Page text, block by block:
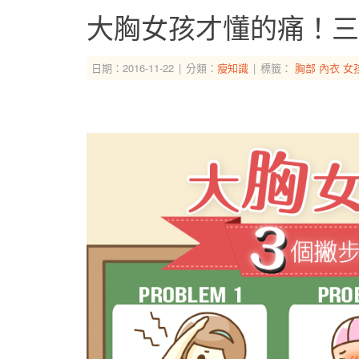
大胸女孩才懂的痛！
日期：2016-11-22 分類： 瘦知識 標籤： 胸部 內衣 女